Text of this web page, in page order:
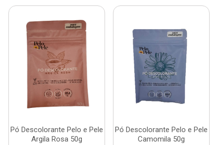
Pó Descolorante Pelo e Pele
Argila Rosa 50g
Pó Descolorante Pelo e Pele
Camomila 50g